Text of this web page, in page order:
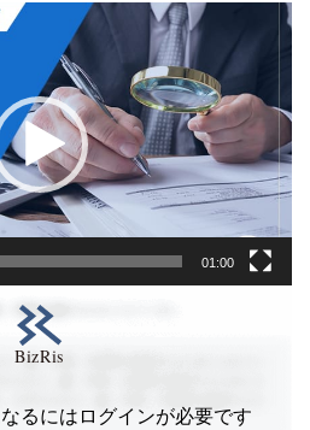
01:00
るにはログインが必要です